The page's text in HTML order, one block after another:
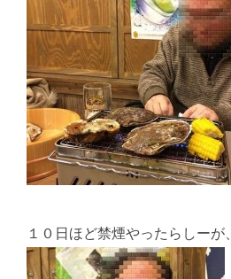
１０日ほど禁煙やったらしーが